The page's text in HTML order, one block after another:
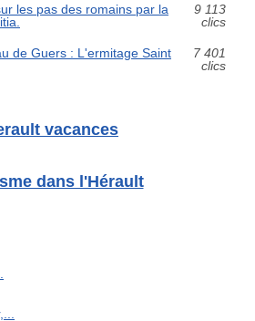
les pas des romains par la
9 113
clics
de Guers : L'ermitage Saint
7 401
clics
vacances
dans l'Hérault